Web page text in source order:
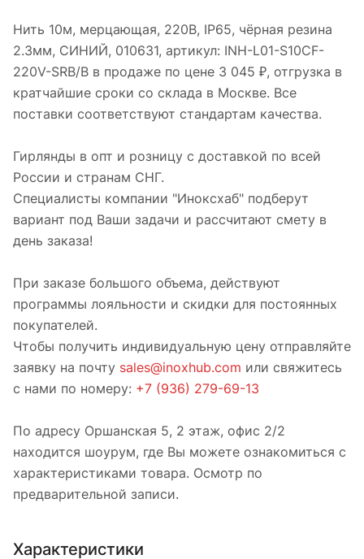
Нить 10м, мерцающая, 220В, IP65, чёрная резина
2.3мм, СИНИЙ, 010631, артикул: INH-L01-S10CF-
220V-SRB/B в продаже по цене 3 045 ₽, отгрузка в
кратчайшие сроки со склада в Москве. Все
поставки соответствуют стандартам качества.
Гирлянды в опт и розницу с доставкой по всей
России и странам СНГ.
Специалисты компании "Иноксхаб" подберут
вариант под Ваши задачи и рассчитают смету в
день заказа!
При заказе большого объема, действуют
программы лояльности и скидки для постоянных
покупателей.
Чтобы получить индивидуальную цену отправляйте
заявку на почту sales@inoxhub.com или свяжитесь
с нами по номеру: +7 (936) 279-69-13
По адресу Оршанская 5, 2 этаж, офис 2/2
находится шоурум, где Вы можете ознакомиться с
характеристиками товара. Осмотр по
предварительной записи.
Характеристики